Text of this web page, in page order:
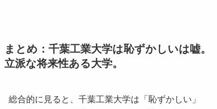
まとめ：千葉工業大学は恥ずかしいは嘘。
立派な将来性ある大学。
総合的に見ると、千葉工業大学は「恥ずかしい」